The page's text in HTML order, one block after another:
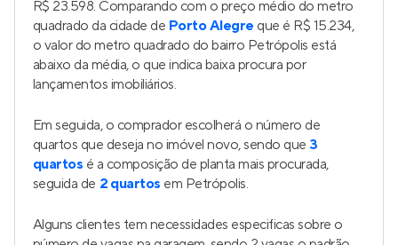
médio do metro quadrado. Em Petrópolis o preço médio
do metro quadrado é R$ 14.636 que varia de R$ 6.091 a
R$ 23.598. Comparando com o preço médio do metro
quadrado da cidade dePorto Alegre
que é R$ 15.234,
o valor do metro quadrado do bairro Petrópolis está
abaixo da média, o que indica baixa procura por
lançamentos imobiliários.
Em seguida, o comprador escolherá o número de
quartos que deseja no imóvel novo, sendo que
quartosé a composição de planta mais procurada,
seguida de
em Petrópolis.